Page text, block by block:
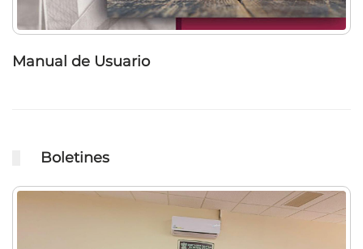
Manual de Usuario
Boletines